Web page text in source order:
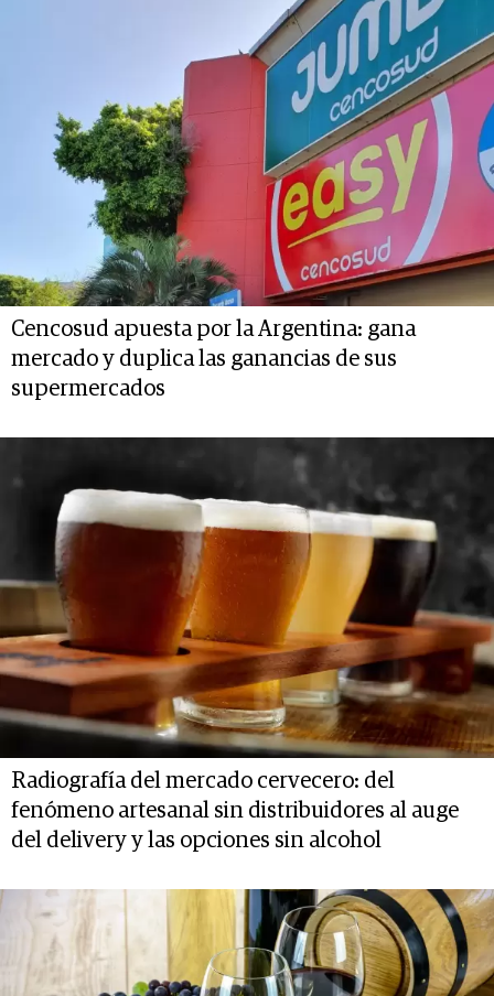
Cencosud apuesta por la Argentina: gana
mercado y duplica las ganancias de sus
supermercados
Radiografía del mercado cervecero: del
fenómeno artesanal sin distribuidores al auge
del delivery y las opciones sin alcohol